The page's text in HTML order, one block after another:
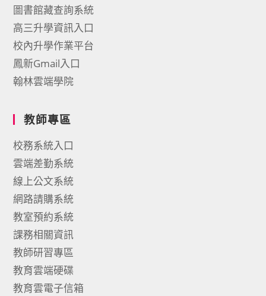
圖書館藏查詢系統
高三升學資訊入口
校內升學作業平台
鳳新Gmail入口
翰林雲端學院
教師專區
校務系統入口
雲端差勤系統
線上公文系統
網路請購系統
教室預約系統
課務相關資訊
教師研習專區
教育雲端硬碟
教育雲電子信箱